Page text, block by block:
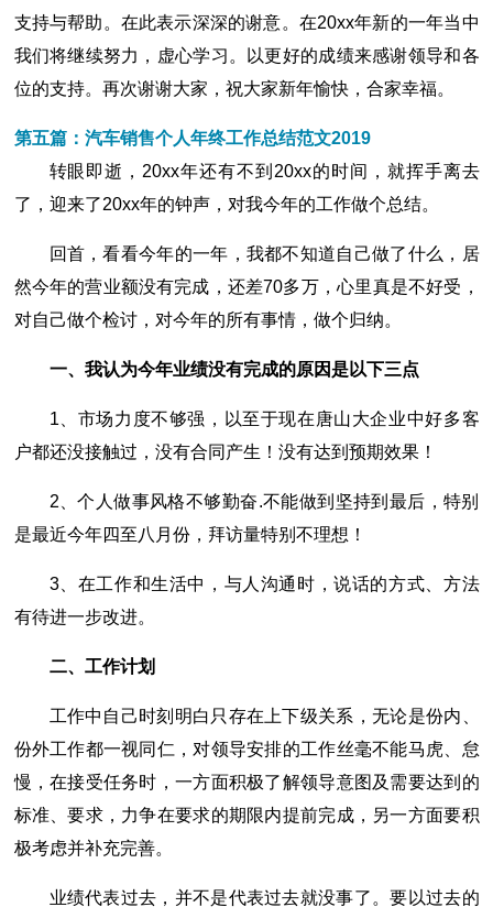
支持与帮助。在此表示深深的谢意。在20xx年新的一年当中
我们将继续努力，虚心学习。以更好的成绩来感谢领导和各
位的支持。再次谢谢大家，祝大家新年愉快，合家幸福。
第五篇：汽车销售个人年终工作总结范文2019
转眼即逝，20xx年还有不到20xx的时间，就挥手离去
了，迎来了20xx年的钟声，对我今年的工作做个总结。
回首，看看今年的一年，我都不知道自己做了什么，居
然今年的营业额没有完成，还差70多万，心里真是不好受，
对自己做个检讨，对今年的所有事情，做个归纳。
一、我认为今年业绩没有完成的原因是以下三点
1、市场力度不够强，以至于现在唐山大企业中好多客
户都还没接触过，没有合同产生！没有达到预期效果！
2、个人做事风格不够勤奋.不能做到坚持到最后，特别
是最近今年四至八月份，拜访量特别不理想！
3、在工作和生活中，与人沟通时，说话的方式、方法
有待进一步改进。
二、工作计划
工作中自己时刻明白只存在上下级关系，无论是份内、
份外工作都一视同仁，对领导安排的工作丝毫不能马虎、怠
慢，在接受任务时，一方面积极了解领导意图及需要达到的
标准、要求，力争在要求的期限内提前完成，另一方面要积
极考虑并补充完善。
业绩代表过去，并不是代表过去就没事了。要以过去的